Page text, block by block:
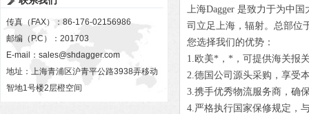
传真（FAX）：86-176-02156986
邮编（P.C）：201703
E-mail： sales@shdagger.com
地址：上海青浦区沪青平公路3938弄移动
智地1号楼2层橙空间
上海Dagger 是致力于为中
司立足上海，辐射。总部位
您选择我们的优势：
1.欧美*，*，可提供海关报
2.德国公司源头采购，享受
3.携手优秀物流服务商，确
4.严格执行国家保修规定，